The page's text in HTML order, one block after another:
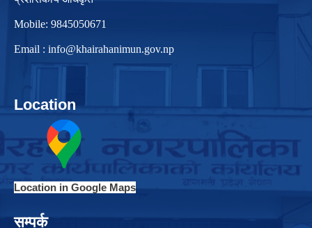
Mobile: 9845050671
Email : info@khairahanimun.gov.np
Location
Location in Google Maps
सम्पर्क